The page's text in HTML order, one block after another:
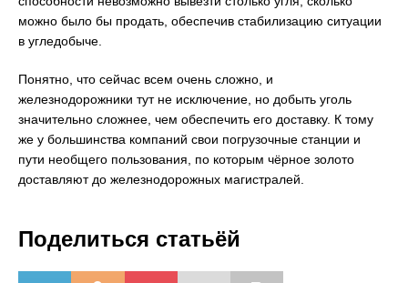
можно было бы продать, обеспечив стабилизацию ситуации
в угледобыче.
Понятно, что сейчас всем очень сложно, и
железнодорожники тут не исключение, но добыть уголь
значительно сложнее, чем обеспечить его доставку. К тому
же у большинства компаний свои погрузочные станции и
пути необщего пользования, по которым чёрное золото
доставляют до железнодорожных магистралей.
Поделиться статьёй